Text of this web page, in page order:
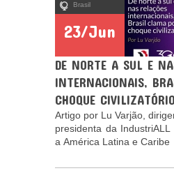
Brasil
23/Jun
DE NORTE A SUL E
INTERNACIONAIS,
CHOQUE CIVILIZATÓRIO
Artigo por Lu Varjão,
presidenta da
a América Latina e Caribe